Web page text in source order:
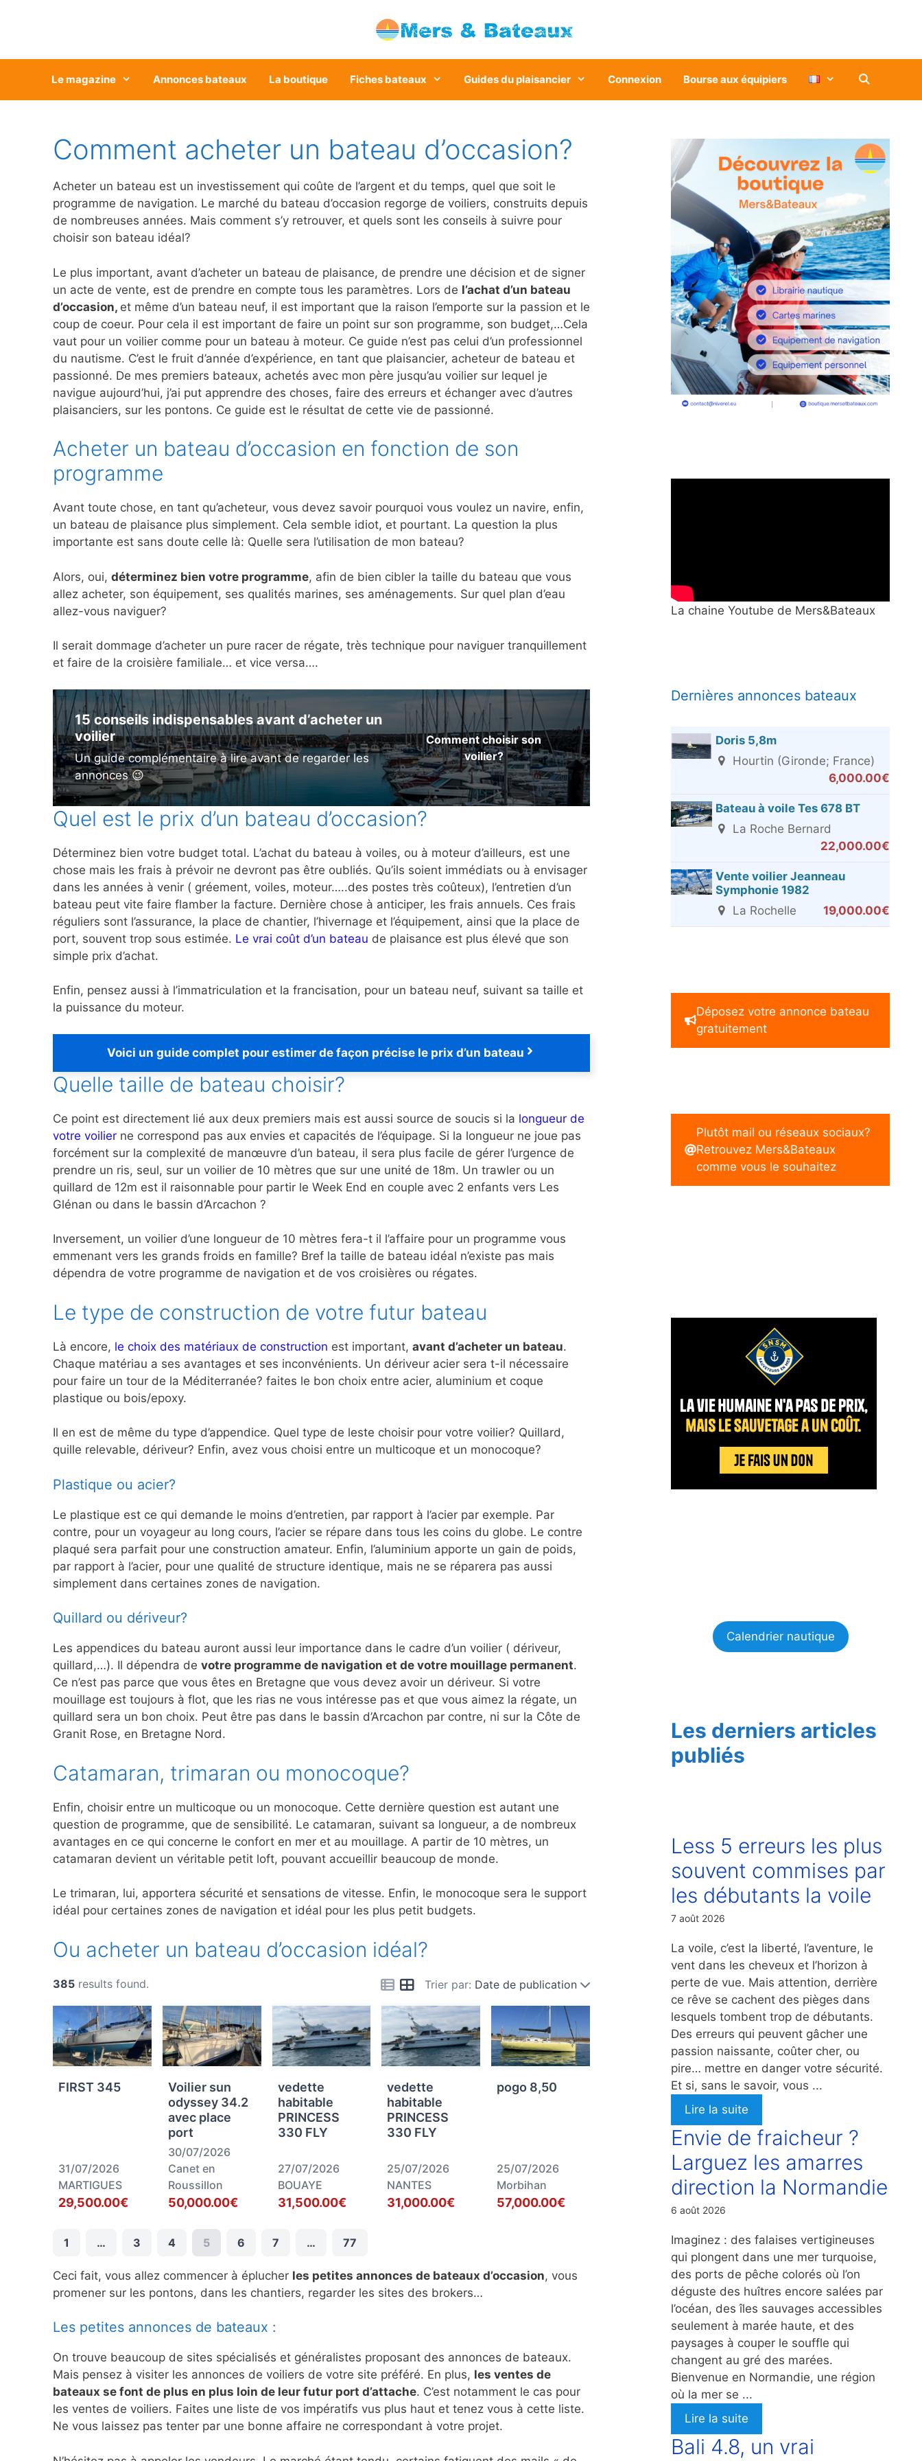
Le magazine Annonces bateaux La boutique Fiches bateaux Guides du plaisancier Connexion Bourse aux équipiers
Comment acheter un bateau d’occasion?
Acheter un bateau est un investissement qui coûte de l’argent et du temps, quel que soit le
programme de navigation. Le marché du bateau d’occasion regorge de voiliers, construits depuis
de nombreuses années. Mais comment s’y retrouver, et quels sont les conseils à suivre pour
choisir son bateau idéal?
Le plus important, avant d’acheter un bateau de plaisance, de prendre une décision et de signer
un acte de vente, est de prendre en compte tous les paramètres. Lors de l’achat d’un bateau
d’occasion, et même d’un bateau neuf, il est important que la raison l’emporte sur la passion et le
coup de coeur. Pour cela il est important de faire un point sur son programme, son budget,…Cela
vaut pour un voilier comme pour un bateau à moteur. Ce guide n’est pas celui d’un professionnel
du nautisme. C’est le fruit d’année d’expérience, en tant que plaisancier, acheteur de bateau et
passionné. De mes premiers bateaux, achetés avec mon père jusqu’au voilier sur lequel je
navigue aujourd’hui, j’ai put apprendre des choses, faire des erreurs et échanger avec d’autres
plaisanciers, sur les pontons. Ce guide est le résultat de cette vie de passionné.
Acheter un bateau d’occasion en fonction de son
programme
Avant toute chose, en tant qu’acheteur, vous devez savoir pourquoi vous voulez un navire, enfin,
un bateau de plaisance plus simplement. Cela semble idiot, et pourtant. La question la plus
importante est sans doute celle là: Quelle sera l’utilisation de mon bateau?
Alors, oui, déterminez bien votre programme, afin de bien cibler la taille du bateau que vous
allez acheter, son équipement, ses qualités marines, ses aménagements. Sur quel plan d’eau
allez-vous naviguer?
Il serait dommage d’acheter un pure racer de régate, très technique pour naviguer tranquillement
et faire de la croisière familiale… et vice versa….
15 conseils indispensables avant d’acheter un
voilier
Un guide complémentaire à lire avant de regarder les
annonces 😉
Comment choisir son
voilier?
Quel est le prix d’un bateau d’occasion?
Déterminez bien votre budget total. L’achat du bateau à voiles, ou à moteur d’ailleurs, est une
chose mais les frais à prévoir ne devront pas être oubliés. Qu’ils soient immédiats ou à envisager
dans les années à venir ( gréement, voiles, moteur…..des postes très coûteux), l’entretien d’un
bateau peut vite faire flamber la facture. Dernière chose à anticiper, les frais annuels. Ces frais
réguliers sont l’assurance, la place de chantier, l’hivernage et l’équipement, ainsi que la place de
port, souvent trop sous estimée. Le vrai coût d’un bateau de plaisance est plus élevé que son
simple prix d’achat.
Enfin, pensez aussi à l’immatriculation et la francisation, pour un bateau neuf, suivant sa taille et
la puissance du moteur.
Voici un guide complet pour estimer de façon précise le prix d’un bateau
Quelle taille de bateau choisir?
Ce point est directement lié aux deux premiers mais est aussi source de soucis si la longueur de
votre voilier ne correspond pas aux envies et capacités de l’équipage. Si la longueur ne joue pas
forcément sur la complexité de manœuvre d’un bateau, il sera plus facile de gérer l’urgence de
prendre un ris, seul, sur un voilier de 10 mètres que sur une unité de 18m. Un trawler ou un
quillard de 12m est il raisonnable pour partir le Week End en couple avec 2 enfants vers Les
Glénan ou dans le bassin d’Arcachon ?
Inversement, un voilier d’une longueur de 10 mètres fera-t il l’affaire pour un programme vous
emmenant vers les grands froids en famille? Bref la taille de bateau idéal n’existe pas mais
dépendra de votre programme de navigation et de vos croisières ou régates.
Le type de construction de votre futur bateau
Là encore, le choix des matériaux de construction est important, avant d’acheter un bateau.
Chaque matériau a ses avantages et ses inconvénients. Un dériveur acier sera t-il nécessaire
pour faire un tour de la Méditerranée? faites le bon choix entre acier, aluminium et coque
plastique ou bois/epoxy.
Il en est de même du type d’appendice. Quel type de leste choisir pour votre voilier? Quillard,
quille relevable, dériveur? Enfin, avez vous choisi entre un multicoque et un monocoque?
Plastique ou acier?
Le plastique est ce qui demande le moins d’entretien, par rapport à l’acier par exemple. Par
contre, pour un voyageur au long cours, l’acier se répare dans tous les coins du globe. Le contre
plaqué sera parfait pour une construction amateur. Enfin, l’aluminium apporte un gain de poids,
par rapport à l’acier, pour une qualité de structure identique, mais ne se réparera pas aussi
simplement dans certaines zones de navigation.
Quillard ou dériveur?
Les appendices du bateau auront aussi leur importance dans le cadre d’un voilier ( dériveur,
quillard,…). Il dépendra de votre programme de navigation et de votre mouillage permanent.
Ce n’est pas parce que vous êtes en Bretagne que vous devez avoir un dériveur. Si votre
mouillage est toujours à flot, que les rias ne vous intéresse pas et que vous aimez la régate, un
quillard sera un bon choix. Peut être pas dans le bassin d’Arcachon par contre, ni sur la Côte de
Granit Rose, en Bretagne Nord.
Catamaran, trimaran ou monocoque?
Enfin, choisir entre un multicoque ou un monocoque. Cette dernière question est autant une
question de programme, que de sensibilité. Le catamaran, suivant sa longueur, a de nombreux
avantages en ce qui concerne le confort en mer et au mouillage. A partir de 10 mètres, un
catamaran devient un véritable petit loft, pouvant accueillir beaucoup de monde.
Le trimaran, lui, apportera sécurité et sensations de vitesse. Enfin, le monocoque sera le support
idéal pour certaines zones de navigation et idéal pour les plus petit budgets.
Ou acheter un bateau d’occasion idéal?
Trier par: Date de publication
385 results found.
FIRST 345
31/07/2026
MARTIGUES
29,500.00€
Voilier sun
odyssey 34.2
avec place
port
30/07/2026
Canet en
Roussillon
50,000.00€
vedette
habitable
PRINCESS
330 FLY
27/07/2026
BOUAYE
31,500.00€
vedette
habitable
PRINCESS
330 FLY
25/07/2026
NANTES
31,000.00€
pogo 8,50
25/07/2026
Morbihan
57,000.00€
1 … 3 4 5 6 7 … 77
Ceci fait, vous allez commencer à éplucher les petites annonces de bateaux d’occasion, vous
promener sur les pontons, dans les chantiers, regarder les sites des brokers…
Les petites annonces de bateaux :
On trouve beaucoup de sites spécialisés et généralistes proposant des annonces de bateaux.
Mais pensez à visiter les annonces de voiliers de votre site préféré. En plus, les ventes de
bateaux se font de plus en plus loin de leur futur port d’attache. C’est notamment le cas pour
les ventes de voiliers. Faites une liste de vos impératifs vus plus haut et tenez vous à cette liste.
Ne vous laissez pas tenter par une bonne affaire ne correspondant à votre projet.
La chaine Youtube de Mers&Bateaux
Dernières annonces bateaux
Doris 5,8m
Hourtin (Gironde; France)
6,000.00€
Bateau à voile Tes 678 BT
La Roche Bernard
22,000.00€
Vente voilier Jeanneau
Symphonie 1982
La Rochelle
19,000.00€
Déposez votre annonce bateau
gratuitement
Plutôt mail ou réseaux sociaux?
Retrouvez Mers&Bateaux
comme vous le souhaitez
Calendrier nautique
Les derniers articles
publiés
Less 5 erreurs les plus
souvent commises par
les débutants la voile
7 août 2026
La voile, c’est la liberté, l’aventure, le
vent dans les cheveux et l’horizon à
perte de vue. Mais attention, derrière
ce rêve se cachent des pièges dans
lesquels tombent trop de débutants.
Des erreurs qui peuvent gâcher une
passion naissante, coûter cher, ou
pire… mettre en danger votre sécurité.
Et si, sans le savoir, vous ...
Lire la suite
Envie de fraicheur ?
Larguez les amarres
direction la Normandie
6 août 2026
Imaginez : des falaises vertigineuses
qui plongent dans une mer turquoise,
des ports de pêche colorés où l’on
déguste des huîtres encore salées par
l’océan, des îles sauvages accessibles
seulement à marée haute, et des
paysages à couper le souffle qui
changent au gré des marées.
Bienvenue en Normandie, une région
où la mer se ...
Lire la suite
Bali 4.8, un vrai